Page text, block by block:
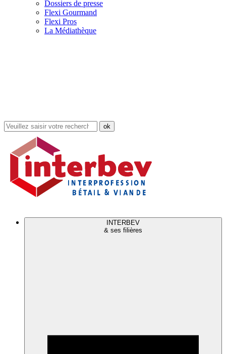
Dossiers de presse
Flexi Gourmand
Flexi Pros
La Médiathèque
Rechercher
dans
site
INTERBEV
& ses filières